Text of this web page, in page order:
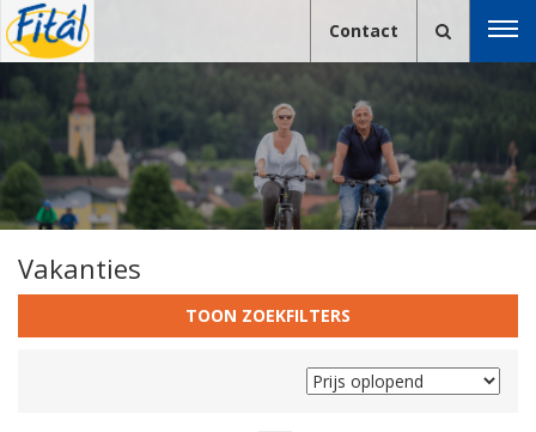
Contact
Vakanties
TOON ZOEKFILTERS